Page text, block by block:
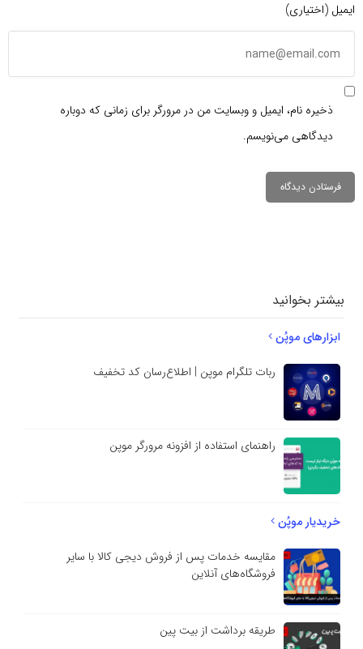
ایمیل (اختیاری)
ذخیره نام، ایمیل و وبسایت من در مرورگر برای زمانی که دوباره
دیدگاهی می‌نویسم.
بیشتر بخوانید
ابزارهای موپُن
ربات تلگرام موپن | اطلاع‌رسان کد تخفیف
راهنمای استفاده از افزونه مرورگر موپن
خریدیار موپُن
مقایسه خدمات پس از فروش دیجی کالا با سایر
فروشگاه‌های آنلاین
طریقه برداشت از بیت پین